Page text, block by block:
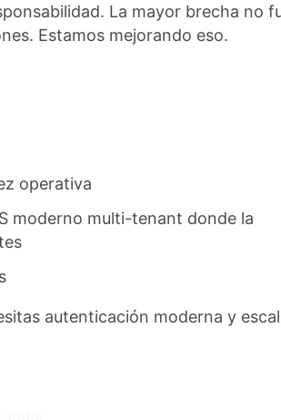
La mayor brecha no
Estamos mejorando eso.
operativa
moderno multi-tenant donde la
autenticación moderna y